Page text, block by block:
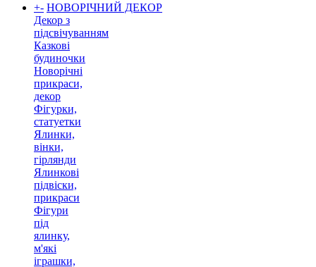
+- НОВОРІЧНИЙ ДЕКОР
Декор з
підсвічуванням
Казкові
будиночки
Новорічні
прикраси,
декор
Фігурки,
статуетки
Ялинки,
вінки,
гірлянди
Ялинкові
підвіски,
прикраси
Фігури
під
ялинку,
м'які
іграшки,